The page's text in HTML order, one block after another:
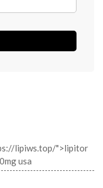
lipiws.top/">lipitor
usa